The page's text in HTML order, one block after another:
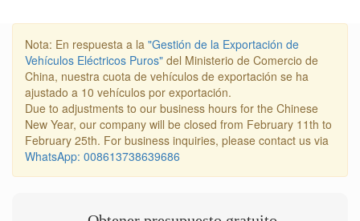
Nota: En respuesta a la "Gestión de la Exportación de
Vehículos Eléctricos Puros" del Ministerio de Comercio de
China, nuestra cuota de vehículos de exportación se ha
ajustado a 10 vehículos por exportación.
Due to adjustments to our business hours for the Chinese
New Year, our company will be closed from February 11th to
February 25th. For business inquiries, please contact us via
WhatsApp: 008613738639686